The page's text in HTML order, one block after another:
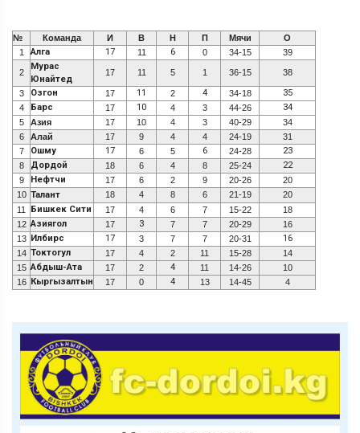
№ Команда И В Н П Мячи
О
1
Алга 17 11 6 0 34-15 39
2
Мурас
Юнайтед
17 11 5 1 36-15 38
3 Озгон 17 11 2 4 34-18 35
4 Барс 17 10 4 3 44-26 34
5 Азия 17 10 4 3 40-29
34
6
Алай 17 9 4 4 24-19
31
7
Ошму 17 6 5 6 24-28 23
8 Дордой 18 6 4 8 25-24 22
9 Нефтчи 17 6 2 9 20-26
20
10 Талант 18 4 8 6 21-19
20
11
Бишкек Сити 17 4 6 7 15-22
18
12 Азиягол 17 3 7 7 20-29
16
13 Илбирс 17 3 7 7 20-31 16
14 Токтогул 17 4 2 11 15-28
14
15 Абдыш-Ата 17 2 4 11 14-26
10
16 Кыргызалтын 17 0 4 13 14-45 4